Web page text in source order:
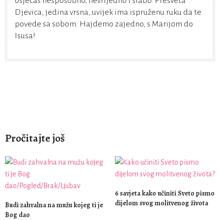
Djevica, jedina vrsna, uvijek ima ispruženu ruku da te
povede sa sobom. Hajdemo zajedno, s Marijom do
Isusa!
Pročitajte još
Budi zahvalna na mužu kojeg ti je
Bog dao
6 savjeta kako učiniti Sveto pismo
dijelom svog molitvenog života